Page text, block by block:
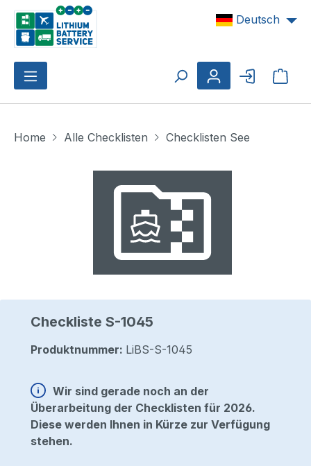
Zum Hauptinhalt springen Deutsch
Home Alle Checklisten
Checklisten See
Checkliste S-1045
Produktnummer: LiBS-S-1045
Wir sind gerade noch an der
Überarbeitung der Checklisten für 2026.
Diese werden Ihnen in Kürze zur Verfügung
stehen.